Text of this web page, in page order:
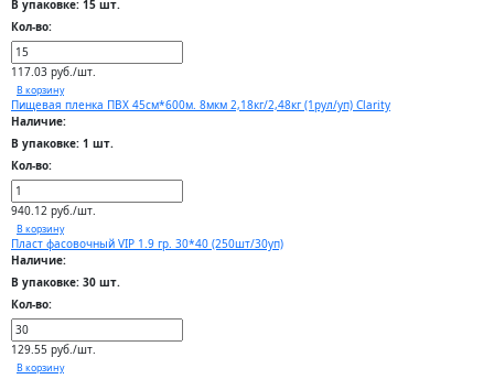
В упаковке: 15 шт.
Кол-во:
117.03 руб./шт.
В корзину
Пищевая пленка ПВХ 45см*600м. 8мкм 2,18кг/2,48кг (1рул/уп) Clarity
Наличие:
В упаковке: 1 шт.
Кол-во:
940.12 руб./шт.
В корзину
Пласт фасовочный VIP 1.9 гр. 30*40 (250шт/30уп)
Наличие:
В упаковке: 30 шт.
Кол-во:
129.55 руб./шт.
В корзину